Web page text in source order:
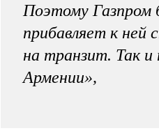
Поэтому Газпром
прибавляет к ней
на транзит. Так и
Армении»,